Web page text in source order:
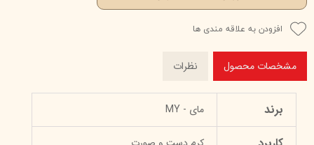
افزودن به علاقه مندی ها
مشخصات محصول نظرات
برند مای - MY